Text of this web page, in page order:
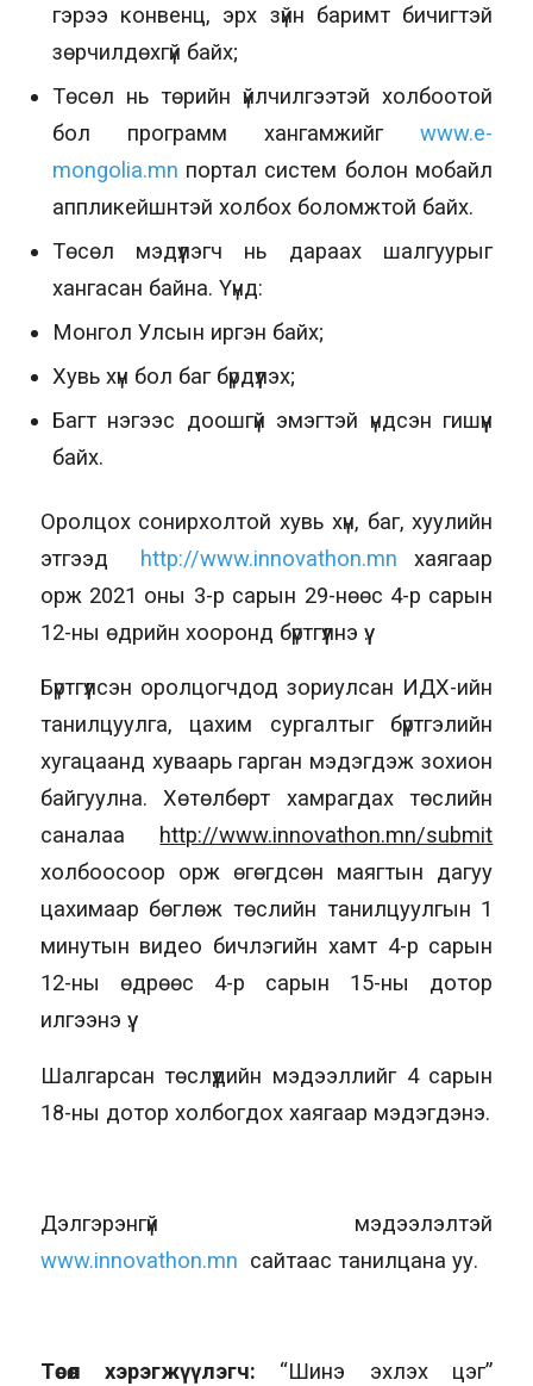
гэрээ конвенц, эрх зүйн баримт бичигтэй
зөрчилдөхгүй байх;
Төсөл нь төрийн үйлчилгээтэй холбоотой
бол программ хангамжийгwww.e-
mongolia.mn портал систем болон мобайл
аппликейшнтэй холбох боломжтой байх.
Төсөл мэдүүлэгч нь дараах шалгуурыг
хангасан байна. Үүнд:
Монгол Улсын иргэн байх;
Хувь хүн бол баг бүрдүүлэх;
Багт нэгээс доошгүй эмэгтэй үндсэн гишүүн
байх.
Оролцох сонирхолтой хувь хүн, баг, хуулийн
этгээд
http://www.innovathon.mn хаягаар
орж 2021 оны 3-р сарын 29-нөөс 4-р сарын
12-ны өдрийн хооронд бүртгүүлнэ үү.
Бүртгүүлсэн оролцогчдод зориулсан ИДХ-ийн
танилцуулга, цахим сургалтыг бүртгэлийн
хугацаанд хуваарь гарган мэдэгдэж зохион
байгуулна. Хөтөлбөрт хамрагдах төслийн
саналаа http://www.innovathon.mn/submit
холбоосоор орж өгөгдсөн маягтын дагуу
цахимаар бөглөж төслийн танилцуулгын 1
минутын видео бичлэгийн хамт 4-р сарын
12-ны өдрөөс 4-р сарын 15-ны дотор
илгээнэ үү.
Шалгарсан төслүүдийн мэдээллийг 4 сарын
18-ны дотор холбогдох хаягаар мэдэгдэнэ.
Дэлгэрэнгүй мэдээлэлтэй
www.innovathon.mn сайтаас танилцана уу.
Төсөл хэрэгжүүлэгч: “Шинэ эхлэх цэг”